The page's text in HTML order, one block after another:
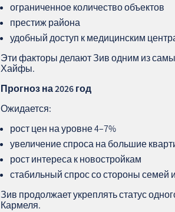
ограниченное количество объектов
престиж района
удобный доступ к медицинским
Эти факторы делают Зив одним из
Хайфы.
Прогноз на 2026 год
Ожидается:
рост цен на уровне 4–7%
увеличение спроса на большие
рост интереса к новостройкам
стабильный спрос со стороны семей
Зив продолжает укреплять статус
Кармеля.